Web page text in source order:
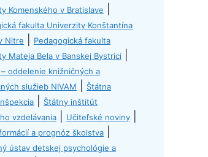
Komenského v Bratislave
fakulta Univerzity Konštantína
Nitre
Pedagogická fakulta
Mateja Bela v Banskej Bystrici
– oddelenie knižničných a
služieb NIVAM
Štátna
Štátny inštitút
vzdelávania
Učiteľské noviny
a prognóz školstva
ústav detskej psychológie a